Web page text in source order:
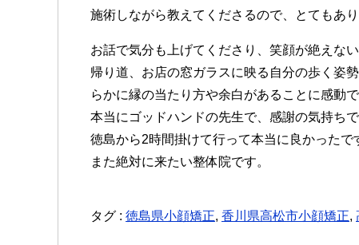
施術しながら教えてくださるので、とてもあり
お話で気分も上げてくださり、笑顔が絶えない
帰り道、お店の窓ガラスに映る自分の歩く姿
らかに縁の当たり方や余白があることに感動で
本当にゴッドハンドの先生で、感謝の気持ちで
徳島から2時間掛けて行って本当に良かったで
また絶対に来たい整体院です。
タグ : 徳島県小顔矯正, 香川県高松市小顔矯正,